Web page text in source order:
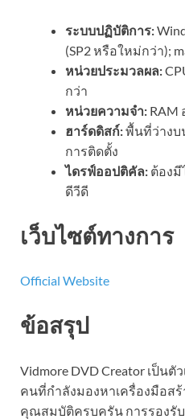
ระบบปฏิบัติการ:
(SP2 หรือใหม่กว่า);
หน่วยประมวลผล:
กว่า
หน่วยความจำ: RAM
ฮาร์ดดิสก์:พื้นที่ว่างบ
การติดตั้ง
ไดรฟ์ออปติคัล: ต้องมี
ดีวีดี
เว็บไซต์ทางการ
Official Website
ข้อสรุป
Vidmore DVD Creator เป็น
คนที่กำลังมองหาเครื่องมือส
คุณสมบัติครบครัน การรองรั